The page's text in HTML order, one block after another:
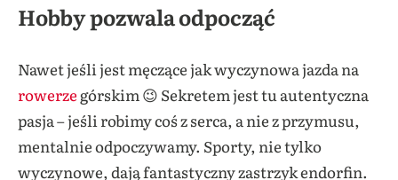
Hobby pozwala odpocząć
Nawet jeśli jest męczące jak wyczynowa jazda na
rowerzegórskim 😉 Sekretem jest tu autentyczna
pasja – jeśli robimy coś z serca, a nie z przymusu,
mentalnie odpoczywamy. Sporty, nie tylko
wyczynowe, dają fantastyczny zastrzyk endorfin.